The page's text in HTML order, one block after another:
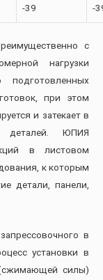
-39 -
с
нагрузки
подготовленных
при этом
и затекает в
деталей. ЮПИЯ
в листовом
к которым
детали, панели,
в
установки в
силы)